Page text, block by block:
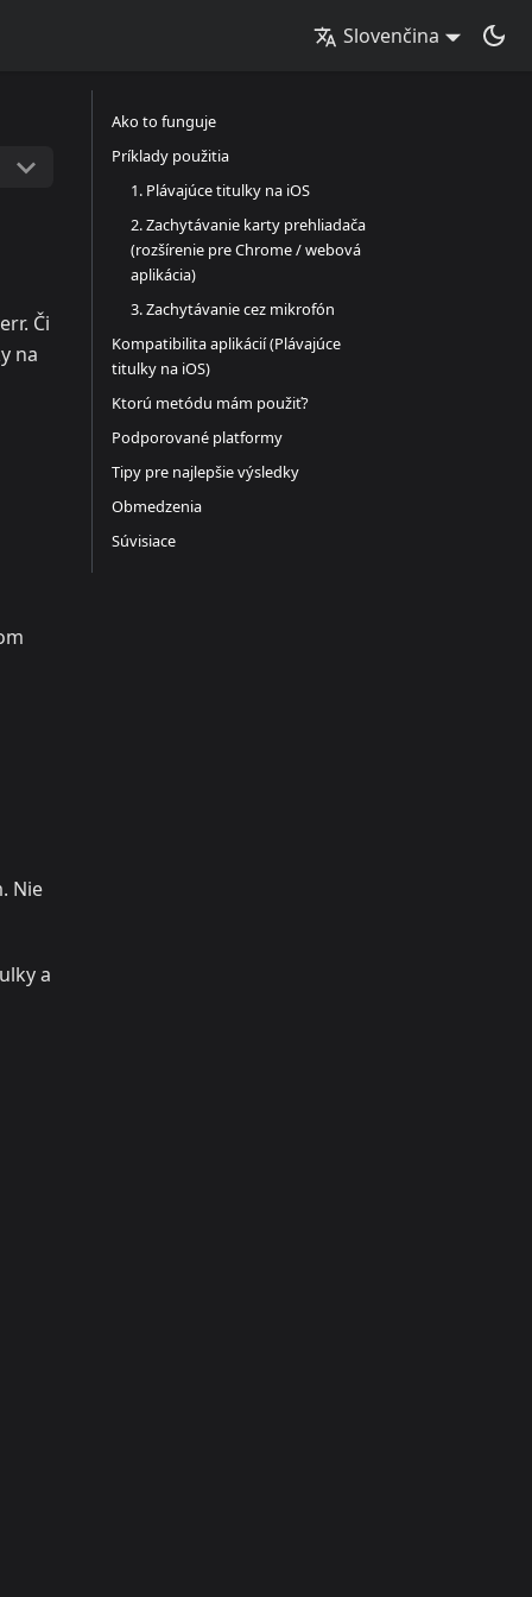
Slovenčina
Či
na
Nie
a
Ako to funguje
Príklady použitia
1. Plávajúce titulky na iOS
2. Zachytávanie karty prehliadača
(rozšírenie pre Chrome / webová
aplikácia)
3. Zachytávanie cez mikrofón
Kompatibilita aplikácií (Plávajúce
titulky na iOS)
Ktorú metódu mám použiť?
Podporované platformy
Tipy pre najlepšie výsledky
Obmedzenia
Súvisiace